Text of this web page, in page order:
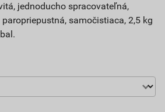
jednoducho spracovateľná,
samočistiaca, 2,5 kg